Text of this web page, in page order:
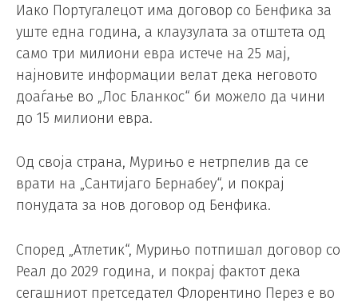
Иако Португалецот има договор со Бенфика за
уште една година, а клаузулата за отштета од
само три милиони евра истече на 25 мај,
најновите информации велат дека неговото
доаѓање во „Лос Бланкос“ би можело да чини
до 15 милиони евра.
Од своја страна, Мурињо е нетрпелив да се
врати на „Сантијаго Бернабеу“, и покрај
понудата за нов договор од Бенфика.
Според „Атлетик“, Мурињо потпишал договор со
Реал до 2029 година, и покрај фактот дека
сегашниот претседател Флорентино Перез е во